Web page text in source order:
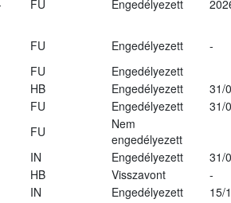
FU Engedélyezett
FU Engedélyezett
-
FU
Engedélyezett
HB Engedélyezett
31/
FU Engedélyezett
31/
FU
Nem
engedélyezett
IN Engedélyezett
31/
HB Visszavont
-
IN Engedélyezett
15/